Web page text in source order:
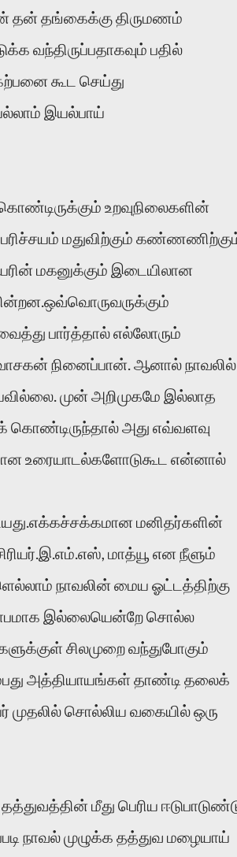
தன் தங்கைக்கு திருமணம்
வந்திருப்பதாகவும் பதில்
கூட செய்து
இயல்பாய்
உறவுநிலைகளின்
மதுவிற்கும்
மகனுக்கும் இடையிலான
பார்த்தால் எல்லோரும்
நினைப்பான். ஆனால் நாவலில்
முன் அறிமுகமே இல்லாத
கொண்டிருந்தால் அது எவ்வளவு
உரையாடல்களோடுகூட என்னால்
மனிதர்களின்
மாத்யூ என நீளும்
நாவலின் மைய ஓட்டத்திற்கு
இல்லையென்றே சொல்ல
சிலமுறை வந்துபோகும்
அத்தியாயங்கள் தாண்டி தலைக்
முதலில் சொல்லிய வகையில் ஒரு
மீது பெரிய
நாவல் முழுக்க தத்துவ மழையாய்